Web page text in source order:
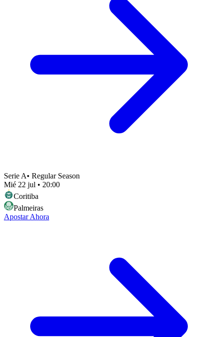
Serie A• Regular Season
Mié 22 jul • 20:00
Coritiba
Palmeiras
Apostar Ahora